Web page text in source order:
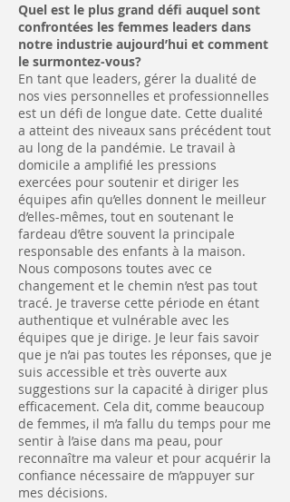
Quel est le plus grand défi auquel sont
confrontées les femmes leaders dans
notre industrie aujourd’hui et comment
le surmontez-vous?
En tant que leaders, gérer la dualité de
nos vies personnelles et professionnelles
est un défi de longue date. Cette dualité
a atteint des niveaux sans précédent tout
au long de la pandémie. Le travail à
domicile a amplifié les pressions
exercées pour soutenir et diriger les
équipes afin qu’elles donnent le meilleur
d’elles-mêmes, tout en soutenant le
fardeau d’être souvent la principale
responsable des enfants à la maison.
Nous composons toutes avec ce
changement et le chemin n’est pas tout
tracé. Je traverse cette période en étant
authentique et vulnérable avec les
équipes que je dirige. Je leur fais savoir
que je n’ai pas toutes les réponses, que je
suis accessible et très ouverte aux
suggestions sur la capacité à diriger plus
efficacement. Cela dit, comme beaucoup
de femmes, il m’a fallu du temps pour me
sentir à l’aise dans ma peau, pour
reconnaître ma valeur et pour acquérir la
confiance nécessaire de m’appuyer sur
mes décisions.